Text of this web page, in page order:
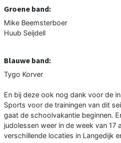
Groene band:
Mike Beemsterboer
Huub Seijdell
Blauwe band:
Tygo Korver
En bij deze ook nog dank voor de
Sports voor de trainingen van dit
gaat de schoolvakantie beginnen.
judolessen weer in de week van 17
verschillende locaties in Langedijk